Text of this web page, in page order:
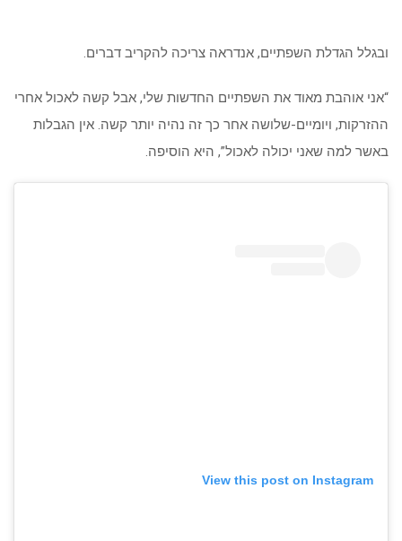
ובגלל הגדלת השפתיים, אנדראה צריכה להקריב דברים.
“אני אוהבת מאוד את השפתיים החדשות שלי, אבל קשה לאכול אחרי
ההזרקות, ויומיים-שלושה אחר כך זה נהיה יותר קשה. אין הגבלות
באשר למה שאני יכולה לאכול”, היא הוסיפה.
View this post on Instagram